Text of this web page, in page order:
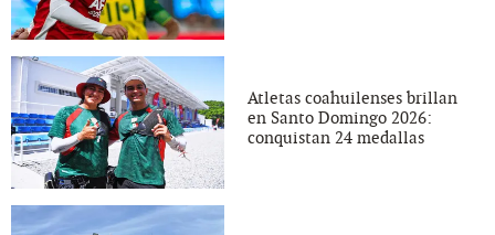
Atletas coahuilenses brillan
en Santo Domingo 2026:
conquistan 24 medallas